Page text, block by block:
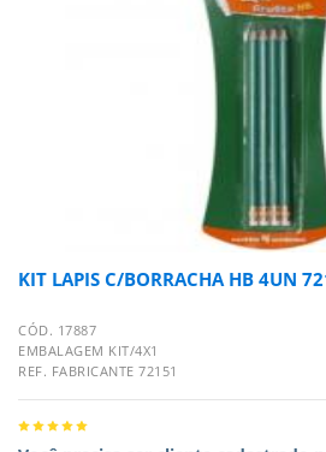
KIT LAPIS C/BORRACHA HB 4UN
CÓD. 17887
EMBALAGEM KIT/4X1
REF. FABRICANTE 72151